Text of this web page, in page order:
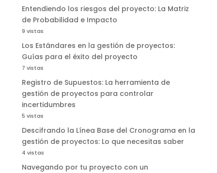
Entendiendo los riesgos del proyecto: La Matriz
de Probabilidad e Impacto
9 vistas
Los Estándares en la gestión de proyectos:
Guías para el éxito del proyecto
7 vistas
Registro de Supuestos: La herramienta de
gestión de proyectos para controlar
incertidumbres
5 vistas
Descifrando la Línea Base del Cronograma en la
gestión de proyectos: Lo que necesitas saber
4 vistas
Navegando por tu proyecto con un